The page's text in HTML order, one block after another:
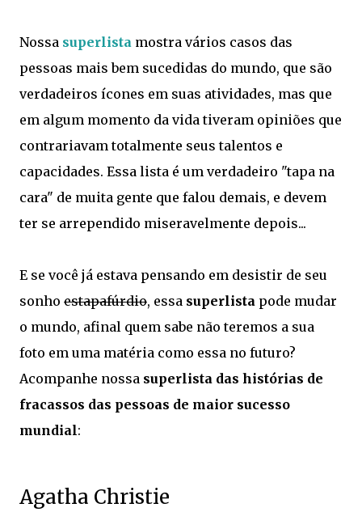
Nossa superlista mostra vários casos das
pessoas mais bem sucedidas do mundo, que são
verdadeiros ícones em suas atividades, mas que
em algum momento da vida tiveram opiniões que
contrariavam totalmente seus talentos e
capacidades. Essa lista é um verdadeiro "tapa na
cara" de muita gente que falou demais, e devem
ter se arrependido miseravelmente depois...
E se você já estava pensando em desistir de seu
sonho estapafúrdio, essa superlista pode mudar
o mundo, afinal quem sabe não teremos a sua
foto em uma matéria como essa no futuro?
Acompanhe nossa superlista das histórias de
fracassos das pessoas de maior sucesso
mundial:
Agatha Christie